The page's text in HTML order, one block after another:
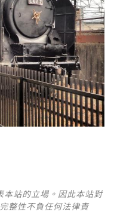
本站的立場。因此本站對
整性不負任何法律責